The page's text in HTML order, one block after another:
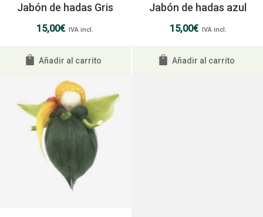
Jabón de hadas Gris
15,00€ IVA incl.
Añadir al carrito
Jabón de hadas azul
15,00€ IVA incl.
Añadir al carrito